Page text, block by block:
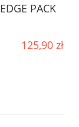
PACK
125,90 zł